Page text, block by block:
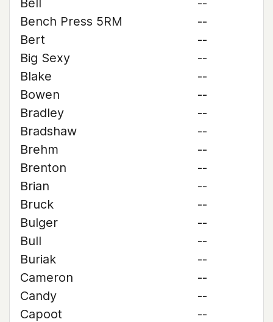
Bell
--
Bench Press 5RM
--
Bert
--
Big Sexy
--
Blake
--
Bowen
--
Bradley
--
Bradshaw
--
Brehm
--
Brenton
--
Brian
--
Bruck
--
Bulger
--
Bull
--
Buriak
--
Cameron
--
Candy
--
Capoot
--